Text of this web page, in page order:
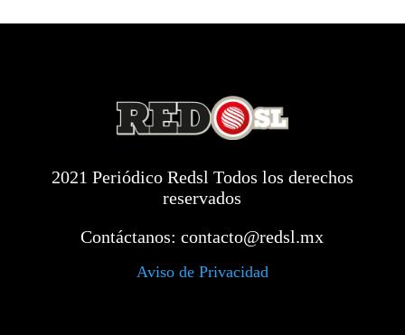
2021 Periódico Redsl Todos los derechos
reservados
Contáctanos:contacto@redsl.mx
Aviso de Privacidad